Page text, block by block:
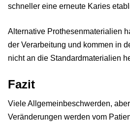
schneller eine erneute Karies
Alternative Prothesenmaterialien
der Verarbeitung und kommen in
nicht an die Standardmaterialien
Fazit
Viele Allgemeinbeschwerden,
Veränderungen werden vom